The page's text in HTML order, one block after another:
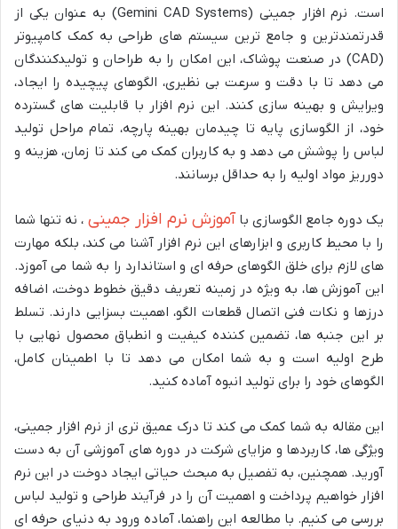
است. نرم افزار جمینی (Gemini CAD Systems) به عنوان یکی از
قدرتمندترین و جامع ترین سیستم های طراحی به کمک کامپیوتر
(CAD) در صنعت پوشاک، این امکان را به طراحان و تولیدکنندگان
می دهد تا با دقت و سرعت بی نظیری، الگوهای پیچیده را ایجاد،
ویرایش و بهینه سازی کنند. این نرم افزار با قابلیت های گسترده
خود، از الگوسازی پایه تا چیدمان بهینه پارچه، تمام مراحل تولید
لباس را پوشش می دهد و به کاربران کمک می کند تا زمان، هزینه و
دورریز مواد اولیه را به حداقل برسانند.
یک دوره جامع الگوسازی با آموزش نرم افزار جمینی ، نه تنها شما
را با محیط کاربری و ابزارهای این نرم افزار آشنا می کند، بلکه مهارت
های لازم برای خلق الگوهای حرفه ای و استاندارد را به شما می آموزد.
این آموزش ها، به ویژه در زمینه تعریف دقیق خطوط دوخت، اضافه
درزها و نکات فنی اتصال قطعات الگو، اهمیت بسزایی دارند. تسلط
بر این جنبه ها، تضمین کننده کیفیت و انطباق محصول نهایی با
طرح اولیه است و به شما امکان می دهد تا با اطمینان کامل،
الگوهای خود را برای تولید انبوه آماده کنید.
این مقاله به شما کمک می کند تا درک عمیق تری از نرم افزار جمینی،
ویژگی ها، کاربردها و مزایای شرکت در دوره های آموزشی آن به دست
آورید. همچنین، به تفصیل به مبحث حیاتی ایجاد دوخت در این نرم
افزار خواهیم پرداخت و اهمیت آن را در فرآیند طراحی و تولید لباس
بررسی می کنیم. با مطالعه این راهنما، آماده ورود به دنیای حرفه ای